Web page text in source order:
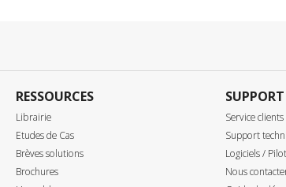
RESSOURCES
Librairie
Etudes de Cas
Brèves solutions
Brochures
SUPPORT
Service clients
Support
Logiciels /
Nous